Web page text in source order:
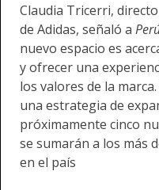
Claudia Tricerri,
de Adidas, señaló a
nuevo espacio es
y ofrecer una
los valores de la
una estrategia de
próximamente cinco
se sumarán a los más
en el país